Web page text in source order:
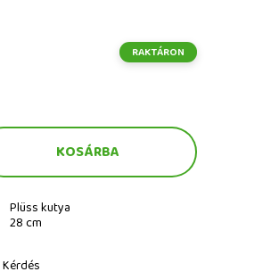
RAKTÁRON
Plüss kutya
28 cm
Kérdés